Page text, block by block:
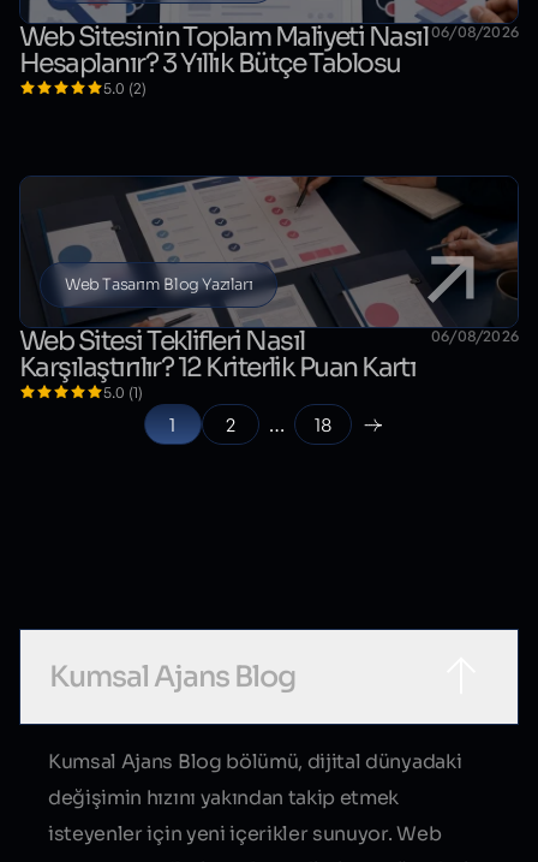
Web Sitesinin Toplam Maliyeti Nasıl
Hesaplanır? 3 Yıllık Bütçe Tablosu
06/08/2026
5.0 (2)
Web Tasarım Blog Yazıları
Web Sitesi Teklifleri Nasıl
Karşılaştırılır? 12 Kriterlik Puan Kartı
06/08/2026
5.0 (1)
1 2 … 18
Kumsal Ajans Blog
Kumsal Ajans Blog bölümü, dijital dünyadaki
değişimin hızını yakından takip etmek
isteyenler için yeni içerikler sunuyor. Web